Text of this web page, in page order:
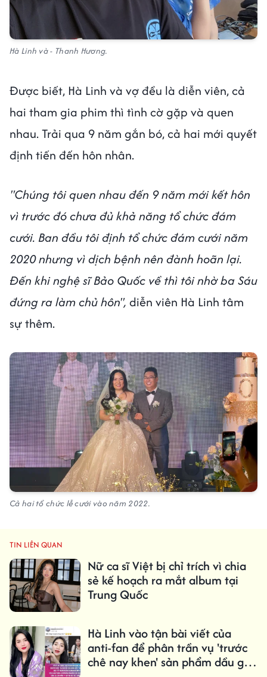
Hà Linh và - Thanh Hương.
Được biết, Hà Linh và vợ đều là diễn viên, cả
hai tham gia phim thì tình cờ gặp và quen
nhau. Trải qua 9 năm gắn bó, cả hai mới quyết
định tiến đến hôn nhân.
"Chúng tôi quen nhau đến 9 năm mới kết hôn
vì trước đó chưa đủ khả năng tổ chức đám
cưới. Ban đầu tôi định tổ chức đám cưới năm
2020 nhưng vì dịch bệnh nên đành hoãn lại.
Đến khi nghệ sĩ Bảo Quốc về thì tôi nhờ ba Sáu
đứng ra làm chủ hôn", diễn viên Hà Linh tâm
sự thêm.
Cả hai tổ chức lễ cưới vào năm 2022.
TIN LIÊN QUAN
Nữ ca sĩ Việt bị chỉ trích vì chia
sẻ kế hoạch ra mắt album tại
Trung Quốc
Hà Linh vào tận bài viết của
anti-fan để phân trần vụ 'trước
chê nay khen' sản phẩm dầu gội